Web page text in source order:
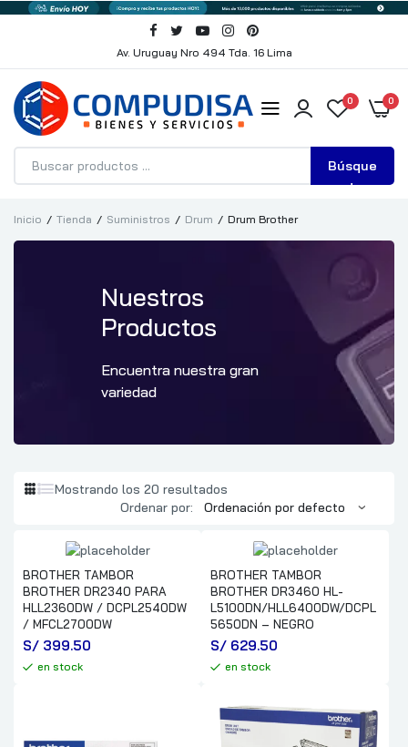
Av. Uruguay Nro 494 Tda. 16 Lima
Búsque
da
0 0
Inicio Tienda Suministros Drum Drum Brother
Nuestros
Productos
Encuentra nuestra gran
variedad
Mostrando los 20 resultados
Ordenar por:
BROTHER TAMBOR
BROTHER DR2340 PARA
HLL2360DW / DCPL2540DW
/ MFCL2700DW
S/ 399.50
en stock
BROTHER TAMBOR
BROTHER DR3460 HL-
L5100DN/HLL6400DW/DCPL
5650DN – NEGRO
S/ 629.50
en stock